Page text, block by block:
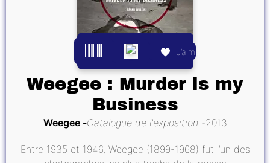
J’aime
Weegee : Murder is my
Business
Weegee Catalogue de l'exposition 2013
Entre 1935 et 1946, Weegee (1899-1968) fut l’un des